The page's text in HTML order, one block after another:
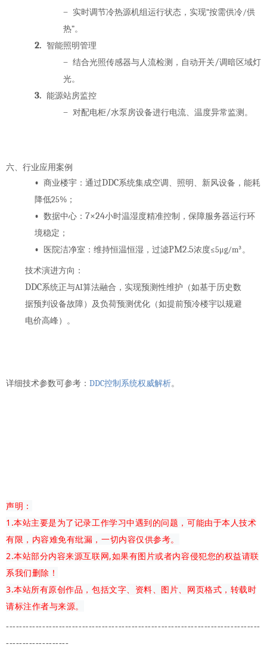
– 实时调节冷热源机组运行状态，实现“按需供冷/供
热”。
2. 智能照明管理
– 结合光照传感器与人流检测，自动开关 /调暗区域灯
光。
3. 能源站房监控
– 对配电柜/水泵房设备进行电流、温度异常监测。
六、行业应用案例
• 商业楼宇 ：通过DDC系统集成空调、照明、新风设备，能耗
降低25% ；
• 数据中心 ： 7×24小时温湿度精准控制，保障服务器运行环
境稳定；
• 医院洁净室 ：维持恒温恒湿，过滤PM2.5浓度≤5μg/m³。
技术演进方向 ：
DDC系统正与AI算法融合，实现预测性维护 （如基于历史数
据预判设备故障）及负荷预测优化 （如提前预冷楼宇以规避
电价高峰）。
详细技术参数可参考： DDC控制系统权威解析。
声明：
1.本站主要是为了记录工作学习中遇到的问题，可能由于本人技术
有限，内容难免有纰漏，一切内容仅供参考。
2.本站部分内容来源互联网,如果有图片或者内容侵犯您的权益请联
系我们删除！
3.本站所有原创作品，包括文字、资料、图片、网页格式，转载时
请标注作者与来源。
-----------------------------------------------------------------------------
-------------------